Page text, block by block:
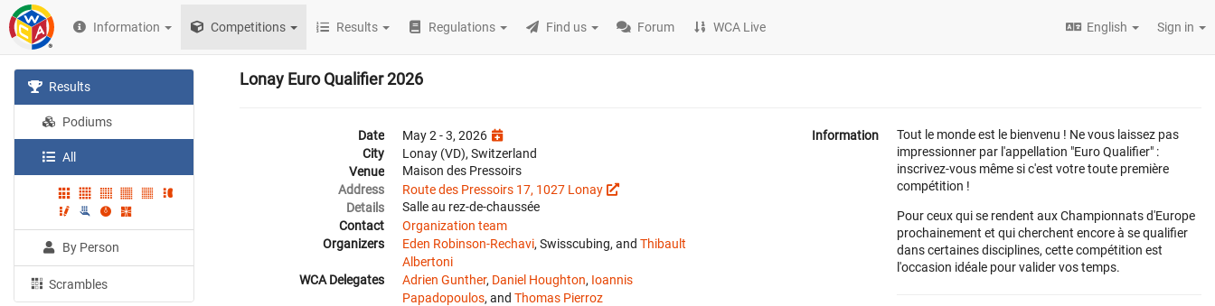
Information Competitions Results Regulations Find us Forum WCA Live English Sign in
Results
Podiums
All
By Person
Scrambles
Lonay Euro Qualifier 2026
Date
May 2 - 3, 2026
City
Lonay (VD), Switzerland
Venue
Maison des Pressoirs
Address
Route des Pressoirs 17, 1027 Lonay
Details
Salle au rez-de-chaussée
Contact
Organization team
Organizers
Eden Robinson-Rechavi, Swisscubing, and Thibault
Albertoni
WCA Delegates
Adrien Gunther, Daniel Houghton, Ioannis
Papadopoulos, and Thomas Pierroz
Information
Tout le monde est le bienvenu ! Ne vous laissez pas
impressionner par l'appellation "Euro Qualifier" :
inscrivez-vous même si c'est votre toute première
compétition !
Pour ceux qui se rendent aux Championnats d'Europe
prochainement et qui cherchent encore à se qualifier
dans certaines disciplines, cette compétition est
l'occasion idéale pour valider vos temps.